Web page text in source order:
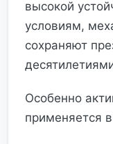
высокой
условиям,
сохраняют
Особенно
применяется